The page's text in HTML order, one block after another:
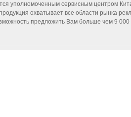
уполномоченным сервисным центром
охватывает все области рынка
предложить Вам больше чем 9 000